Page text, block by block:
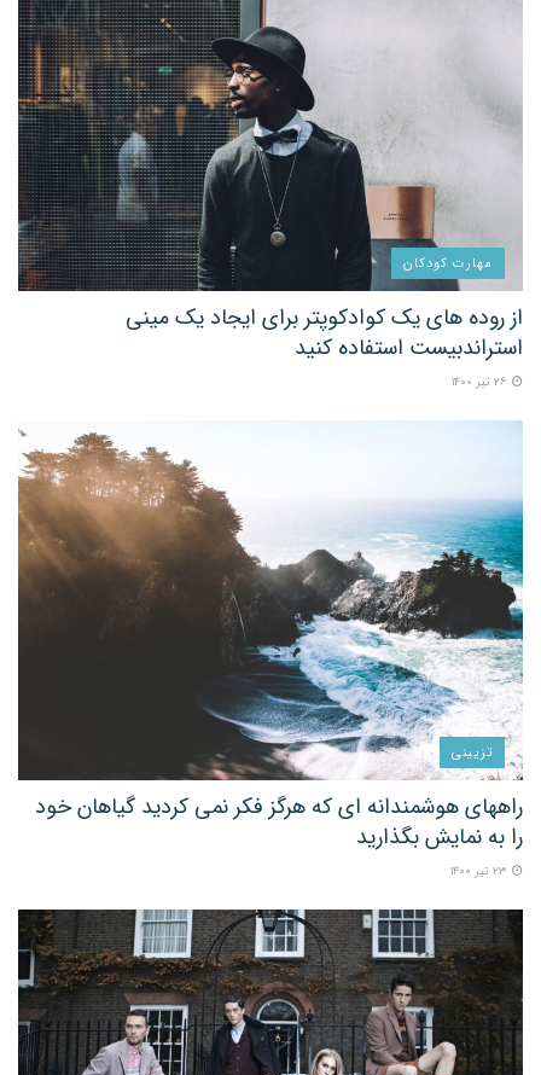
مهارت کودکان
از روده های یک کوادکوپتر برای ایجاد یک مینی
استراندبیست استفاده کنید
تزیینی
راههای هوشمندانه ای که هرگز فکر نمی کردید گیاهان خود
را به نمایش بگذارید